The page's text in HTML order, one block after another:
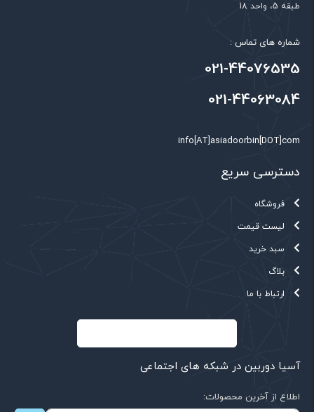
طبقه 5، واحد 18
شماره های تماس :
021-44076535
021-44063084
info[AT]asiadoorbin[DOT]com
دسترسی سریع
فروشگاه
لیست قیمت
سبد خرید
بلاگ
ارتباط با ما
آسیا دوربین در شبکه های اجتماعی
اطلاع از آخرین محصولات: